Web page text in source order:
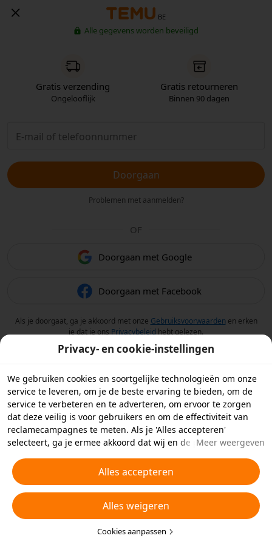
BE
Alle gegevens worden beveiligd
Gratis verzending
Ongelooflijk
Gratis retourneren
Binnen 90 dagen
Doorgaan
Problemen met aanmelden?
OF
Doorgaan met Google
Doorgaan met Facebook
Als je doorgaat, ga je akkoord met onze Gebruiksvoorwaarden en erken
je dat je ons Privacybeleid hebt gelezen.
Privacy- en cookie-instellingen
We gebruiken cookies en soortgelijke technologieën om onze
service te leveren, om je de beste ervaring te bieden, om de
service te verbeteren en te adverteren, om ervoor te zorgen
dat deze veilig is voor gebruikers en om de effectiviteit van
reclamecampagnes te meten. Als je 'Alles accepteren'
selecteert, ga je ermee akkoord dat wij en de partners
technologieën op je apparaat opslaan voor
reclamedoeleinden. Je kunt ook kiezen welke typen cookies je
wilt toestaan of afwijzen door hieronder of in je
privacyinstellingen op 'Cookies aanpassen' te klikken.
Raadpleeg voor meer informatie onsBeleid inzake cookies en
soortgelijke technologieën.
Meer weergeven
Alles accepteren
Alles weigeren
Cookies aanpassen